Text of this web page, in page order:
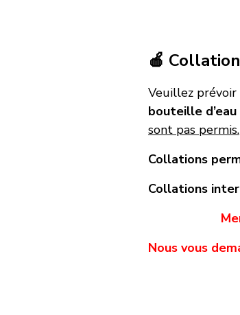
🍎
Veuillez prévoir
bouteille
sont pas permis.
Collations
Collations
Nous vous